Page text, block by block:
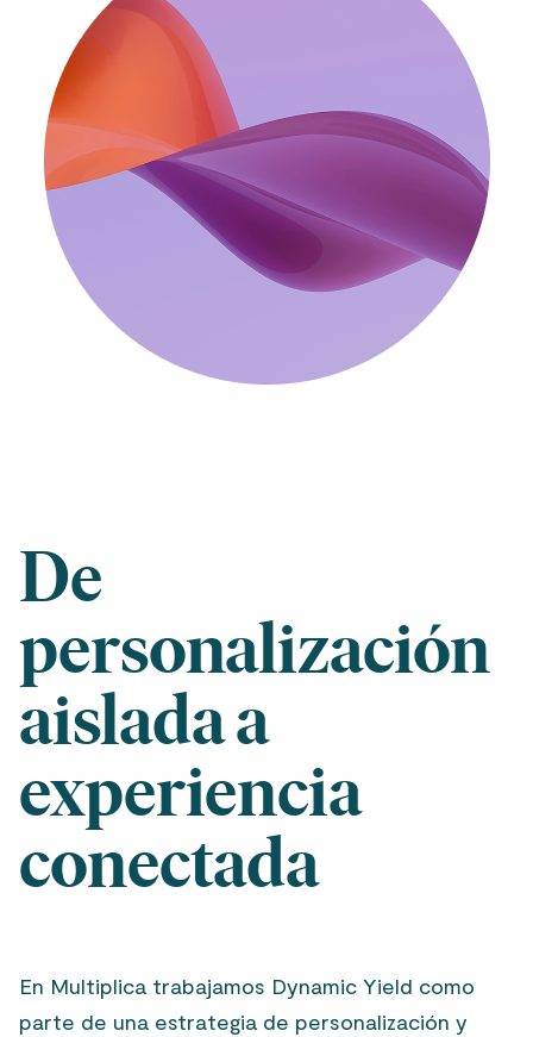
De
personalización
aislada a
experiencia
conectada
En Multiplica trabajamos Dynamic Yield como
parte de una estrategia de personalización y